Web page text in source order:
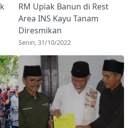
RM Upiak Banun di Rest
Area INS Kayu Tanam
Diresmikan
Senin, 31/10/2022